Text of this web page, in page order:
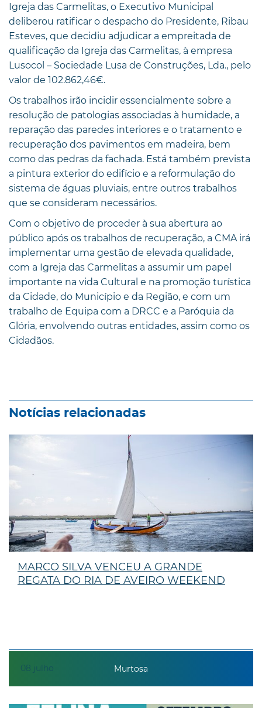
Igreja das Carmelitas, o Executivo Municipal
deliberou ratificar o despacho do Presidente, Ribau
Esteves, que decidiu adjudicar a empreitada de
qualificação da Igreja das Carmelitas, à empresa
Lusocol – Sociedade Lusa de Construções, Lda., pelo
valor de 102.862,46€.
Os trabalhos irão incidir essencialmente sobre a
resolução de patologias associadas à humidade, a
reparação das paredes interiores e o tratamento e
recuperação dos pavimentos em madeira, bem
como das pedras da fachada. Está também prevista
a pintura exterior do edifício e a reformulação do
sistema de águas pluviais, entre outros trabalhos
que se consideram necessários.
Com o objetivo de proceder à sua abertura ao
público após os trabalhos de recuperação, a CMA irá
implementar uma gestão de elevada qualidade,
com a Igreja das Carmelitas a assumir um papel
importante na vida Cultural e na promoção turística
da Cidade, do Município e da Região, e com um
trabalho de Equipa com a DRCC e a Paróquia da
Glória, envolvendo outras entidades, assim como os
Cidadãos.
Notícias relacionadas
08 julho
MARCO SILVA VENCEU A GRANDE
REGATA DO RIA DE AVEIRO WEEKEND
Murtosa